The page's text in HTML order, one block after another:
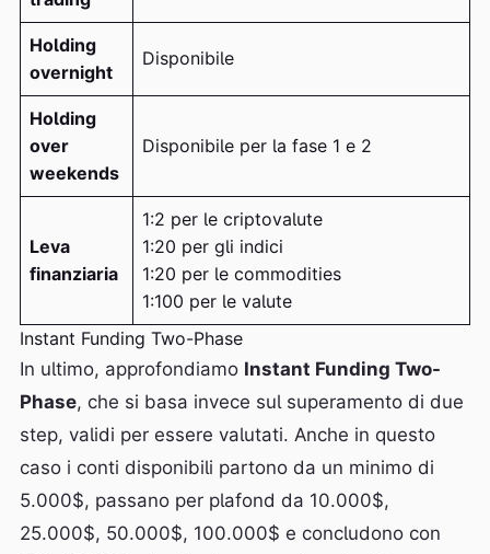
Holding
overnight
Disponibile
Holding
over
weekends
Disponibile per la fase 1 e 2
Leva
finanziaria
1:2 per le criptovalute
1:20 per gli indici
1:20 per le commodities
1:100 per le valute
Instant Funding Two-Phase
In ultimo, approfondiamo Instant Funding Two-
Phase, che si basa invece sul superamento di due
step, validi per essere valutati. Anche in questo
caso i conti disponibili partono da un minimo di
5.000$, passano per plafond da 10.000$,
25.000$, 50.000$, 100.000$ e concludono con